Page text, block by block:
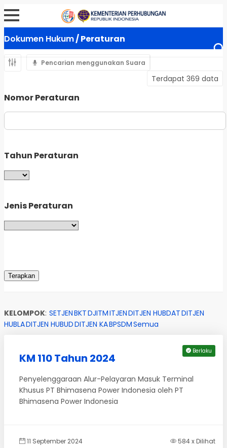
Dokumen Hukum/ Peraturan
Pencarian menggunakan Suara
Terdapat 369 data
Nomor Peraturan
Tahun Peraturan
Jenis Peraturan
KELOMPOK: SETJENBKTDJITMITJENDITJEN HUBDATDITJEN
HUBLADITJEN HUBUDDITJEN KABPSDMSemua
Berlaku
KM 110 Tahun 2024
Penyelenggaraan Alur-Pelayaran Masuk Terminal
Khusus PT Bhimasena Power Indonesia oleh PT
Bhimasena Power Indonesia
11 September 2024 584 x Dilihat